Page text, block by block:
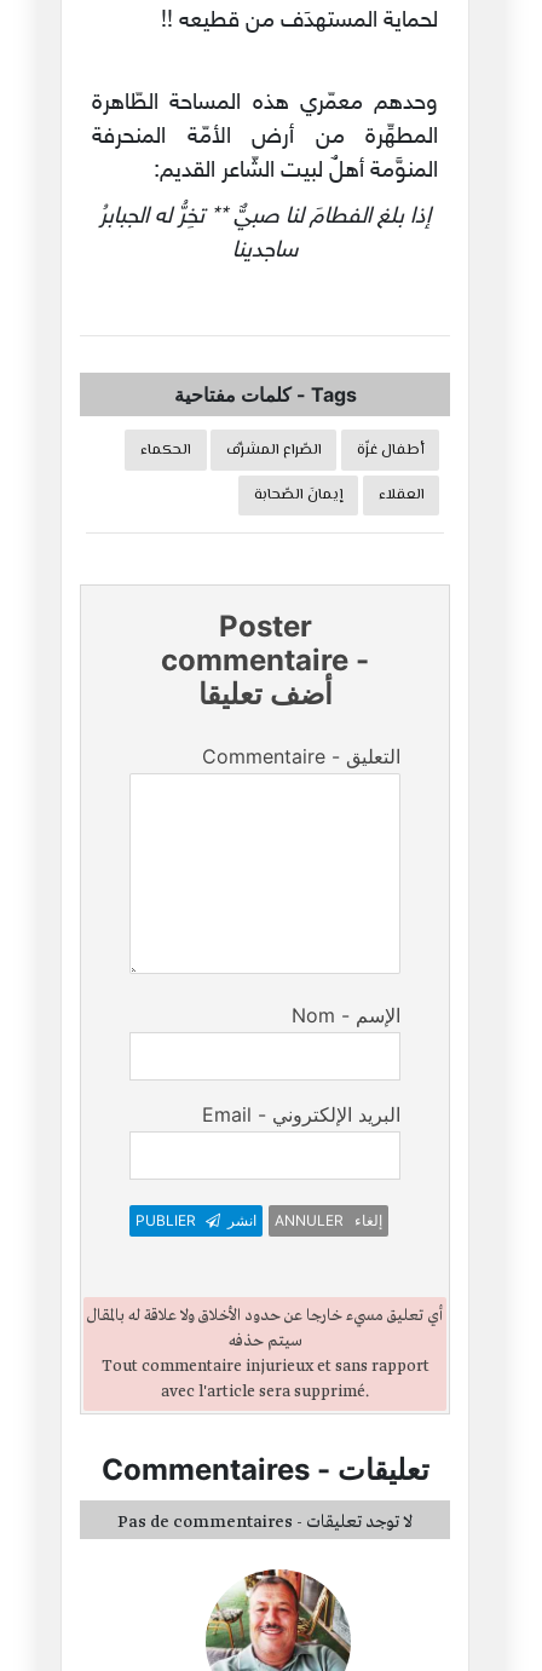
لحماية المستهدَف من قطيعه !!
وحدهم معمّري هذه المساحة الطّاهرة
المطهِّرة من أرض الأمّة المنحرفة
المنوَّمة أهلٌ لبيت الشّاعر القديم:
إذا بلغ الفطامَ لنا صبيٌّ ** تخِرُّ له الجبابرُ
ساجدينا
Tags
-كلمات مفتاحية
أطفال غزّة الصّراع المشرِّف
الحكماء
العقلاء
إيمانَ الصّحابة
Poster
commentaire -
أضف تعليقا
Commentaire - التعليق
Nom - الإسم
Email - البريد الإلكتروني
PUBLIER انشر ANNULER إلغاء
أي تعليق مسيء خارجا عن حدود الأخلاق ولا علاقة له بالمقال
سيتم حذفه
Tout commentaire injurieux et sans rapport
avec l'article sera supprimé.
Commentaires- تعليقات
Pas de commentaires - لا توجد تعليقات